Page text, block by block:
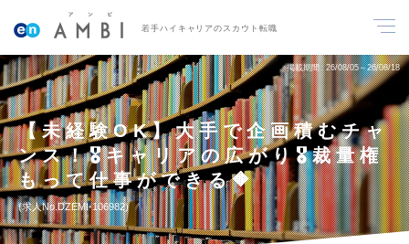
若手ハイキャリアのスカウト転職
掲載期間 26/08/05～26/08/18
【未経験OK】大手で企画積むチャ
ンス！🎖️キャリアの広がり🎖️裁量権
もって仕事ができる🔶
求人No.DZEMI-106982